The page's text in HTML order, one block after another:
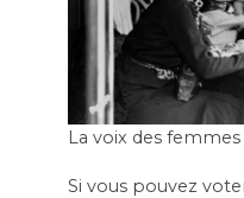
La voix des femmes
Si vous pouvez